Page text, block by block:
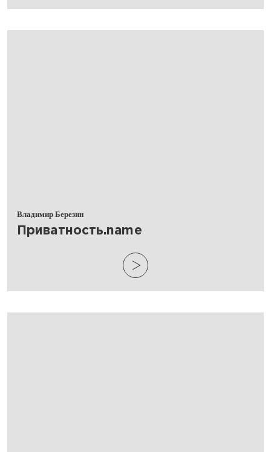
Владимир Березин
​Приватность.name